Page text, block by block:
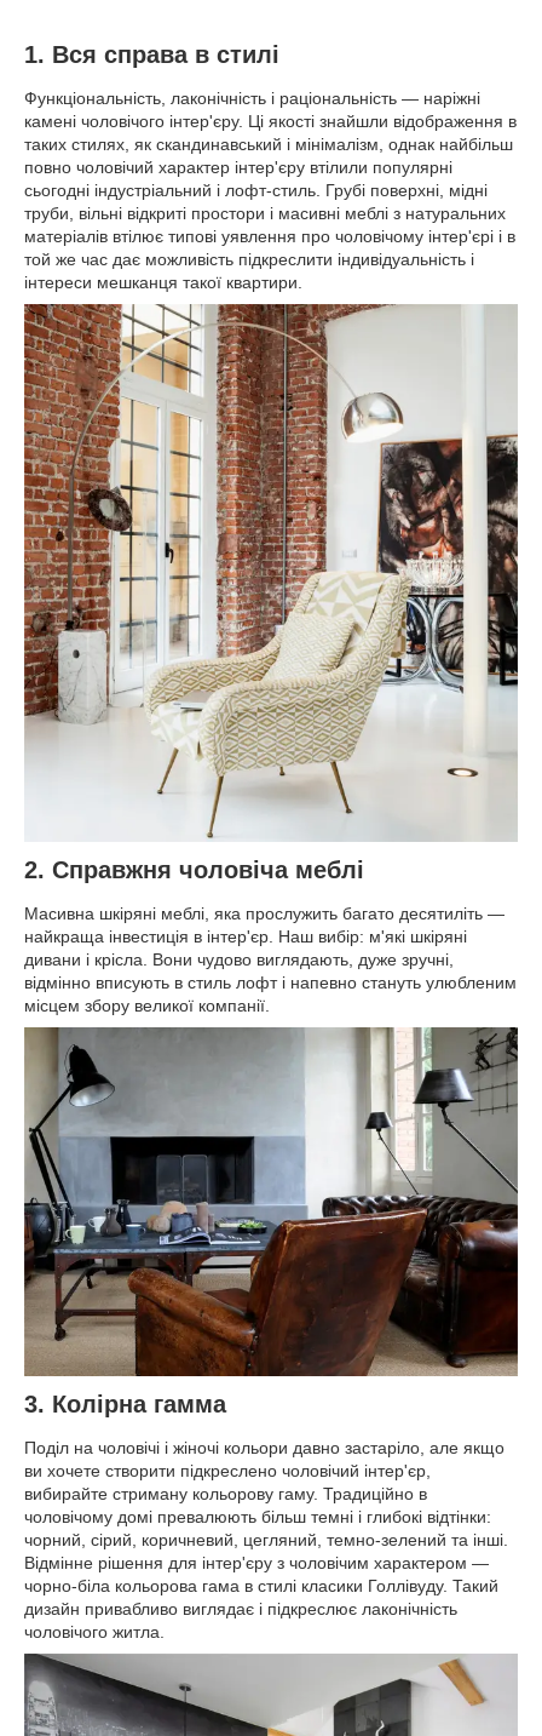
1. Вся справа в стилі
Функціональність, лаконічність і раціональність — наріжні
камені чоловічого інтер'єру. Ці якості знайшли відображення в
таких стилях, як скандинавський і мінімалізм, однак найбільш
повно чоловічий характер інтер'єру втілили популярні
сьогодні індустріальний і лофт-стиль. Грубі поверхні, мідні
труби, вільні відкриті простори і масивні меблі з натуральних
матеріалів втілює типові уявлення про чоловічому інтер'єрі і в
той же час дає можливість підкреслити індивідуальність і
інтереси мешканця такої квартири.
2. Справжня чоловіча меблі
Масивна шкіряні меблі, яка прослужить багато десятиліть —
найкраща інвестиція в інтер'єр. Наш вибір: м'які шкіряні
дивани і крісла. Вони чудово виглядають, дуже зручні,
відмінно вписують в стиль лофт і напевно стануть улюбленим
місцем збору великої компанії.
3. Колірна гамма
Поділ на чоловічі і жіночі кольори давно застаріло, але якщо
ви хочете створити підкреслено чоловічий інтер'єр,
вибирайте стриману кольорову гаму. Традиційно в
чоловічому домі превалюють більш темні і глибокі відтінки:
чорний, сірий, коричневий, цегляний, темно-зелений та інші.
Відмінне рішення для інтер'єру з чоловічим характером —
чорно-біла кольорова гама в стилі класики Голлівуду. Такий
дизайн привабливо виглядає і підкреслює лаконічність
чоловічого житла.